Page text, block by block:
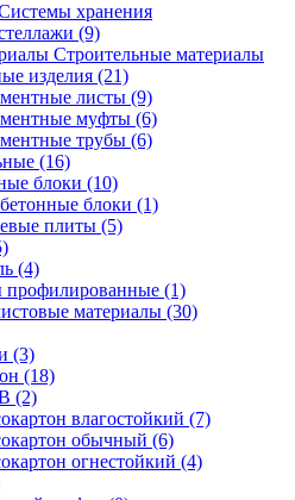
хранения
(9)
Строительные материалы
изделия (21)
листы (9)
муфты (6)
трубы (6)
(16)
блоки (10)
блоки (1)
плиты (5)
(4)
(1)
материалы (30)
(3)
(18)
(2)
влагостойкий (7)
обычный (6)
огнестойкий (4)